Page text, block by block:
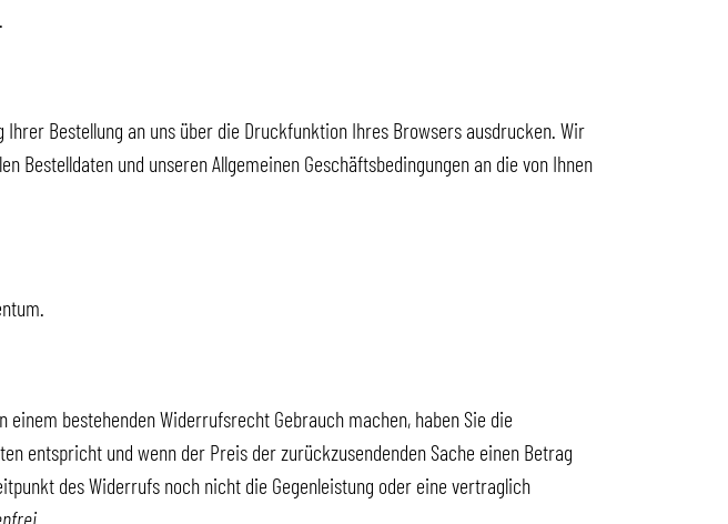
Bestellung an uns über die Druckfunktion Ihres Browsers ausdrucken. Wir
Bestelldaten und unseren Allgemeinen Geschäftsbedingungen an die von Ihnen
bestehenden Widerrufsrecht Gebrauch machen, haben Sie die
entspricht und wenn der Preis der zurückzusendenden Sache einen Betrag
des Widerrufs noch nicht die Gegenleistung oder eine vertraglich